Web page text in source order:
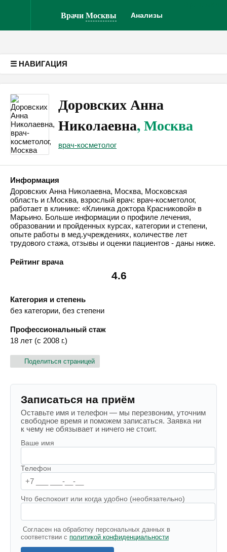
ВрачиМосквы Анализы
☰ НАВИГАЦИЯ
Доровских Анна
Николаевна, Москва
врач-косметолог
Информация
Доровских Анна Николаевна, Москва, Московская
область и г.Москва, взрослый врач: врач-косметолог,
работает в клинике: «Клиника доктора Красниковой» в
Марьино. Больше информации о профиле лечения,
образовании и пройденных курсах, категории и степени,
опыте работы в мед.учреждениях, количестве лет
трудового стажа, отзывы и оценки пациентов - даны ниже.
Рейтинг врача
4.6
Категория и степень
без категории, без степени
Профессиональный стаж
18 лет (с 2008 г.)
Поделиться страницей
Записаться на приём
Оставьте имя и телефон — мы перезвоним, уточним
свободное время и поможем записаться. Заявка ни
к чему не обязывает и ничего не стоит.
Ваше имя
Телефон
Что беспокоит или когда удобно (необязательно)
Согласен на обработку персональных данных в
соответствии с политикой конфиденциальности